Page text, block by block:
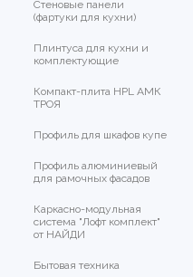
Стеновые панели
(фартуки для кухни)
Плинтуса для кухни и
комплектующие
Компакт-плита HPL АМК
ТРОЯ
Профиль для шкафов купе
Профиль алюминиевый
для рамочных фасадов
Каркасно-модульная
система "Лофт комплект"
от НАЙДИ
Бытовая техника